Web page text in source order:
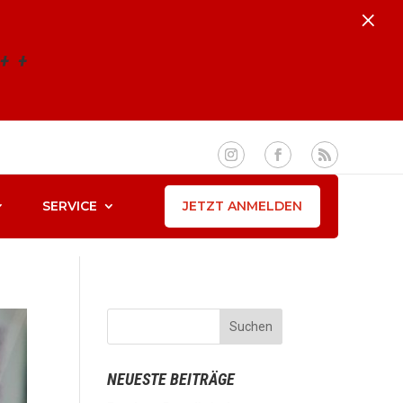
+ +
×
SERVICE JETZT ANMELDEN
NEUESTE BEITRÄGE